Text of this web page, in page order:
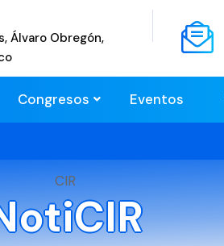
Álvaro Obregón,
Congresos Eventos
CIR